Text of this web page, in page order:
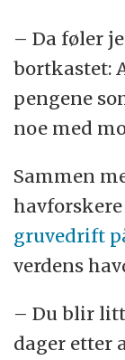
– Da føler
bortkastet:
pengene
noe med
Sammen
gruvedrift
verdens
– Du blir
dager etter